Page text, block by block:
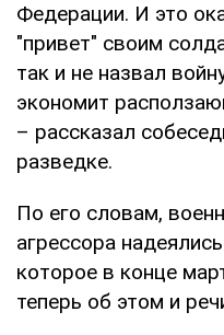
Федерации. И это
"привет" своим
так и не назвал
экономит
– рассказал
разведке.
По его словам,
агрессора
которое в конце
теперь об этом и